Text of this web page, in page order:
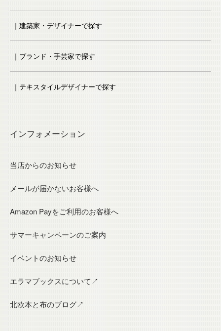
｜建築家・デザイナーで探す
｜ブランド・手芸家で探す
｜テキスタイルデザイナーで探す
インフォメーション
当店からのお知らせ
メールが届かないお客様へ
Amazon Payをご利用のお客様へ
サマーキャンペーンのご案内
イベントのお知らせ
エラマブックスについて↗
北欧本と布のブログ↗